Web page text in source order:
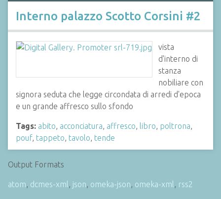
Interno palazzo Scotto Corsini #2
vista
d'interno di
stanza
nobiliare con
signora seduta che legge circondata di arredi d'epoca
e un grande affresco sullo sfondo
Tags: abito, acconciatura, affresco, libro, poltrona,
pouf, tappeto, tavolo, tende
Output Formats
atom, dcmes-xml , json, omeka-json, omeka-xml , rss2